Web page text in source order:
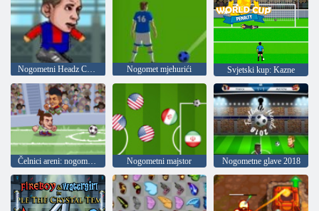
Nogometni Headz Cup 2 Nogomet mjehurići Svjetski kup: Kazne
Čelnici areni: nogometne zvijezde Nogometni majstor Nogometne glave 2018